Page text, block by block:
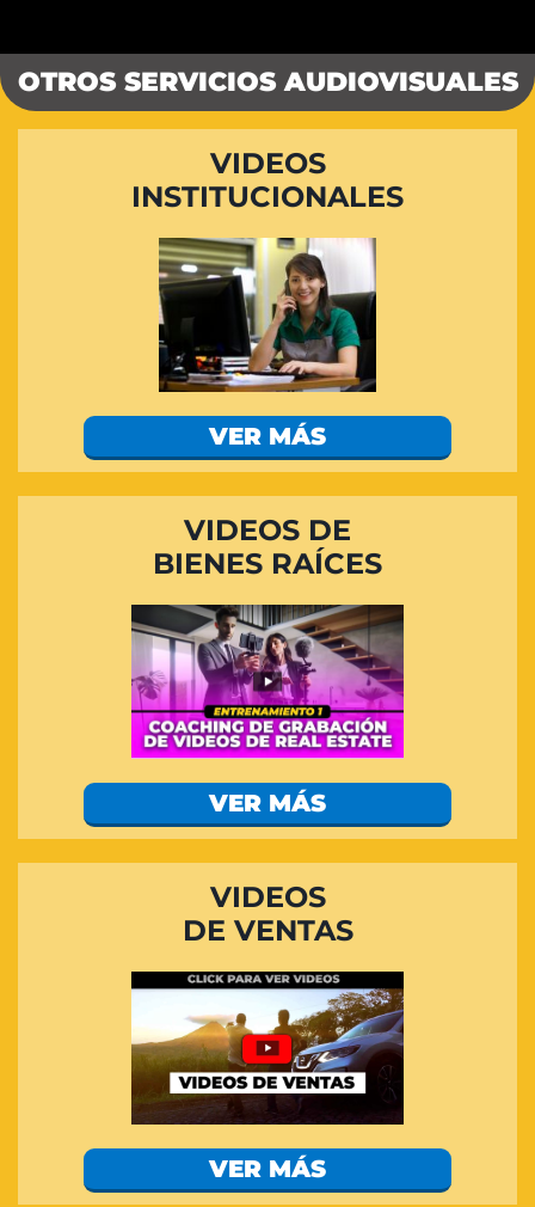
OTROS SERVICIOS AUDIOVISUALES
VIDEOS
INSTITUCIONALES
VER MÁS
VIDEOS DE
BIENES RAÍCES
VER MÁS
VIDEOS
DE VENTAS
VER MÁS